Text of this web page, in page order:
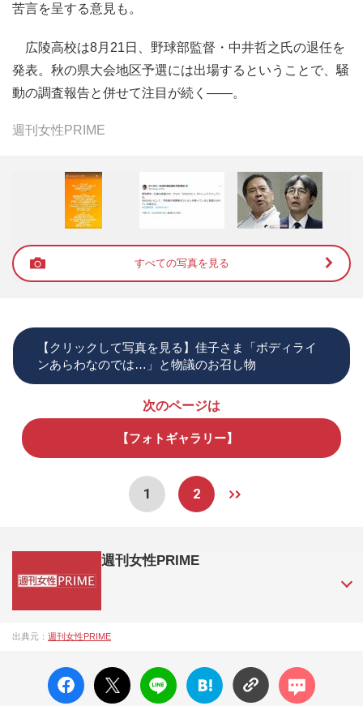
苦言を呈する意見も。
広陵高校は8月21日、野球部監督・中井哲之氏の退任を
発表。秋の県大会地区予選には出場するということで、騒
動の調査報告と併せて注目が続く――。
週刊女性PRIME
すべての写真を見る
【クリックして写真を見る】佳子さま「ボディライ
ンあらわなのでは…」と物議のお召し物
次のページは
【フォトギャラリー】
1 2
週刊女性PRIME
成27年）1月に開設された主婦と生活社が運営する日本のニュ
陣の執筆記事を配信するほか、女性週刊誌『週刊女性』の誌
面に掲載された記事から、インターネット利用者層にとって
出典元： 週刊女性PRIME
facebo
ok い
X ポス
ト
LINE
はてな
ブック
コメン
ト